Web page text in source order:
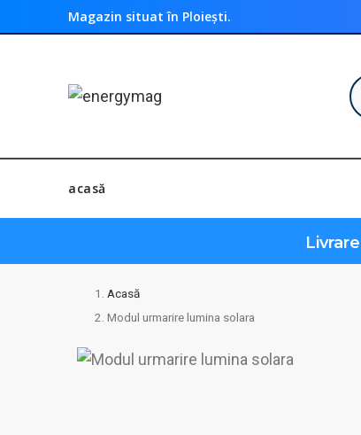
Magazin situat în Ploiești.
acasă
Acasă
Modul urmarire lumina solara